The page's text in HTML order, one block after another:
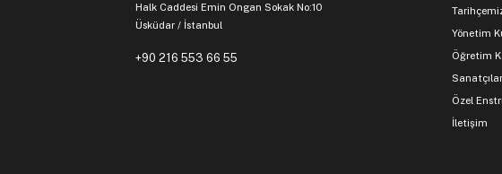
Halk Caddesi Emin Ongan Sokak No:10
Üsküdar / İstanbul
+90 216 553 66 55
Yönetim
Öğretim
Özel
İletişim